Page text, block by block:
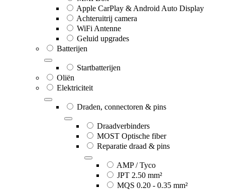
Apple CarPlay & Android Auto Display
Achteruitrij camera
WiFi Antenne
Geluid upgrades
Batterijen
Startbatterijen
Oliën
Elektriciteit
Draden, connectoren & pins
Draadverbinders
MOST Optische fiber
Reparatie draad & pins
AMP / Tyco
JPT 2.50 mm²
MQS 0.20 - 0.35 mm²